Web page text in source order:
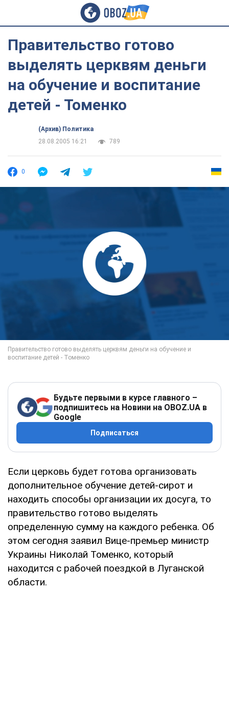
Правительство готово
выделять церквям деньги
на обучение и воспитание
детей - Томенко
(Архив) Политика
28.08.2005 16:21
789
0
Будьте первыми в курсе главного –
подпишитесь на Новини на OBOZ.UA в
Google
Подписаться
Если церковь будет готова организовать
дополнительное обучение детей-сирот и
находить способы организации их досуга, то
правительство готово выделять
определенную сумму на каждого ребенка. Об
этом сегодня заявил Вице-премьер министр
Украины Николай Томенко, который
находится с рабочей поездкой в Луганской
области.